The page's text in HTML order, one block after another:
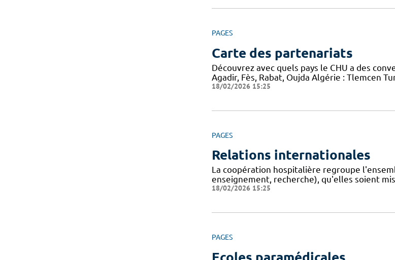
PAGES
Carte des partenariats
Découvrez avec quels pays le CHU a des
Agadir, Fès, Rabat, Oujda Algérie : Tlemcen
18/02/2026 15:25
PAGES
Relations internationales
La coopération hospitalière regroupe
enseignement, recherche), qu'elles soient
18/02/2026 15:25
PAGES